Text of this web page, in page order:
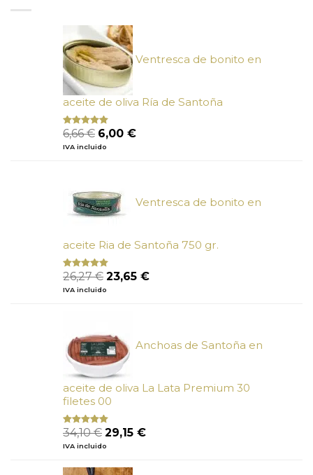
Ventresca de bonito en
aceite de oliva Ría de Santoña
Valorado
con
de 5
6,66€ El
precio
6,00 €El
IVA incluido
Ventresca de bonito en
aceite Ria de Santoña 750 gr.
Valorado
con
5
26,27€ El
precio
23,65 €El
IVA incluido
Anchoas de Santoña en
aceite de oliva La Lata Premium 30
filetes 00
Valorado
con
de 5
34,10€ El
precio
era:
29,15 €El
IVA incluido